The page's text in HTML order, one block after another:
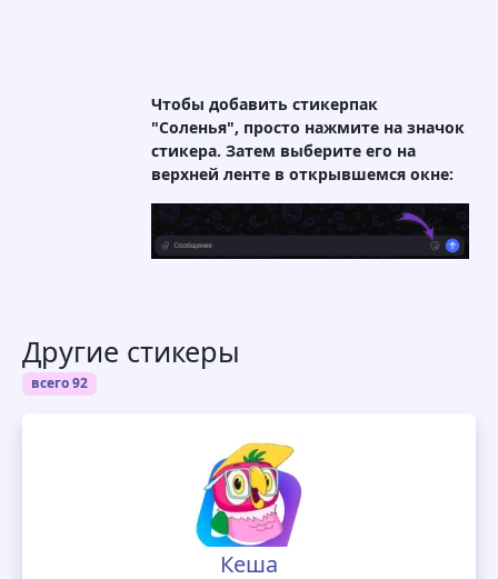
Чтобы добавить стикерпак
"Соленья", просто нажмите на значок
стикера. Затем выберите его на
верхней ленте в открывшемся окне:
Другие стикеры
всего 92
Кеша